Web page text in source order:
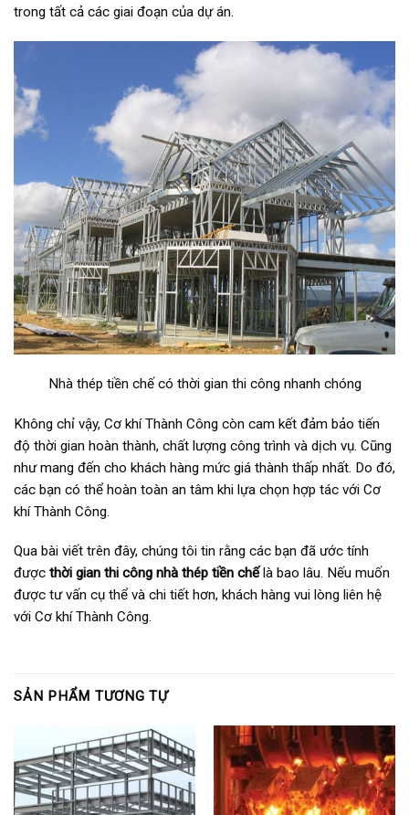
trong tất cả các giai đoạn của dự án.
Nhà thép tiền chế có thời gian thi công nhanh chóng
Không chỉ vậy, Cơ khí Thành Công còn cam kết đảm bảo tiến
độ thời gian hoàn thành, chất lượng công trình và dịch vụ. Cũng
như mang đến cho khách hàng mức giá thành thấp nhất. Do đó,
các bạn có thể hoàn toàn an tâm khi lựa chọn hợp tác với Cơ
khí Thành Công.
Qua bài viết trên đây, chúng tôi tin rằng các bạn đã ước tính
được thời gian thi công nhà thép tiền chếlà bao lâu. Nếu muốn
được tư vấn cụ thể và chi tiết hơn, khách hàng vui lòng liên hệ
với Cơ khí Thành Công.
SẢN PHẨM TƯƠNG TỰ